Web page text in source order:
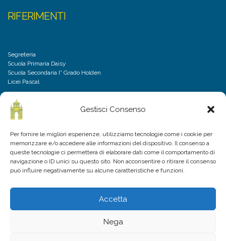
Gestisci Consenso
Per fornire le migliori esperienze, utilizziamo tecnologie come i cookie per
memorizzare e/o accedere alle informazioni del dispositivo. Il consenso a
queste tecnologie ci permetterà di elaborare dati come il comportamento di
navigazione o ID unici su questo sito. Non acconsentire o ritirare il consenso
può influire negativamente su alcune caratteristiche e funzioni.
Accetta
Nega
RIFERIMENTI
Segreteria
Scuola Primaria Daisy
Scuola Secondaria I° Grado Holden
Licei Pascal
DISCLAIMER
Privacy Policy
Cookies Policy
Domande frequenti